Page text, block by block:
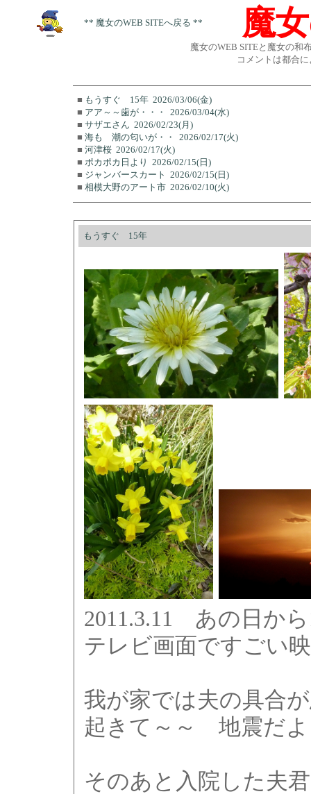
** 魔女のWEB SITEへ戻る ** 魔
魔女のWEB SITEと魔女の和
コメントは都合
■ もうすぐ 15年 2026/03/06(金)
■ アア～～歯が・・・
2026/03/04(水)
■ サザエさん 2026/02/23(月)
■ 海も 潮の匂いが・・
2026/02/17(火)
■ 河津桜 2026/02/17(火)
■ ポカポカ日より 2026/02/15(日)
■ ジャンバースカート 2026/02/15(日)
■ 相模大野のアート市 2026/02/10(火)
もうすぐ 15年
2011.3.11 あの日か
テレビ画面ですごい
我が家では夫の具合
起きて～～ 地震だ
そのあと入院した夫君